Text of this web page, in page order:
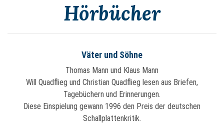
Hörbücher
Väter und Söhne
Thomas Mann und Klaus Mann
Will Quadflieg und Christian Quadflieg lesen aus Briefen,
Tagebüchern und Erinnerungen.
Diese Einspielung gewann 1996 den Preis der deutschen
Schallplattenkritik.